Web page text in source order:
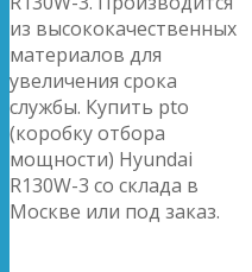
из высококачественных
материалов для
увеличения срока
службы. Купить pto
(коробку отбора
мощности) Hyundai
R130W-3 со склада в
Москве или под заказ.